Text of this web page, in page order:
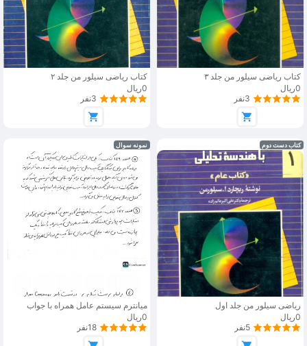
کتاب ریاضی سیلور من جلد ۳
0ریال
3نفر
کتاب ریاضی سیلور من جلد ۲
0ریال
3نفر
کتاب دست دوم
ریاضی سیلور من جلد اول
0ریال
5نفر
نمونه سوال
میانترم سیستم عامل همراه با جواب
0ریال
18نفر